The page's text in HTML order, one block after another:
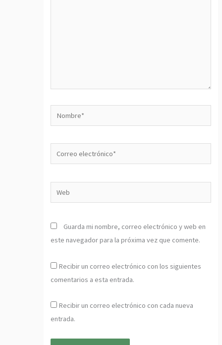
Nombre*
electrónico*
Guarda mi nombre, correo electrónico y web en
este navegador para la próxima vez que comente.
Recibir un correo electrónico con los siguientes
comentarios a esta entrada.
Recibir un correo electrónico con cada nueva
entrada.